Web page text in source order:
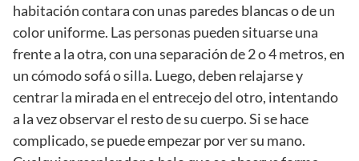
habitación contara con unas paredes blancas o de un
color uniforme. Las personas pueden situarse una
frente a la otra, con una separación de 2 o 4 metros, en
un cómodo sofá o silla. Luego, deben relajarse y
centrar la mirada en el entrecejo del otro, intentando
a la vez observar el resto de su cuerpo. Si se hace
complicado, se puede empezar por ver su mano.